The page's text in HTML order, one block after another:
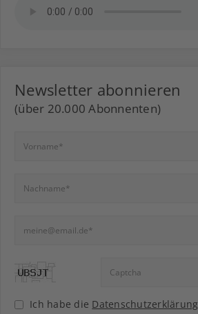
Newsletter abonnieren
(über 20.000 Abonnenten)
Ich habe die Datenschutzerklärung